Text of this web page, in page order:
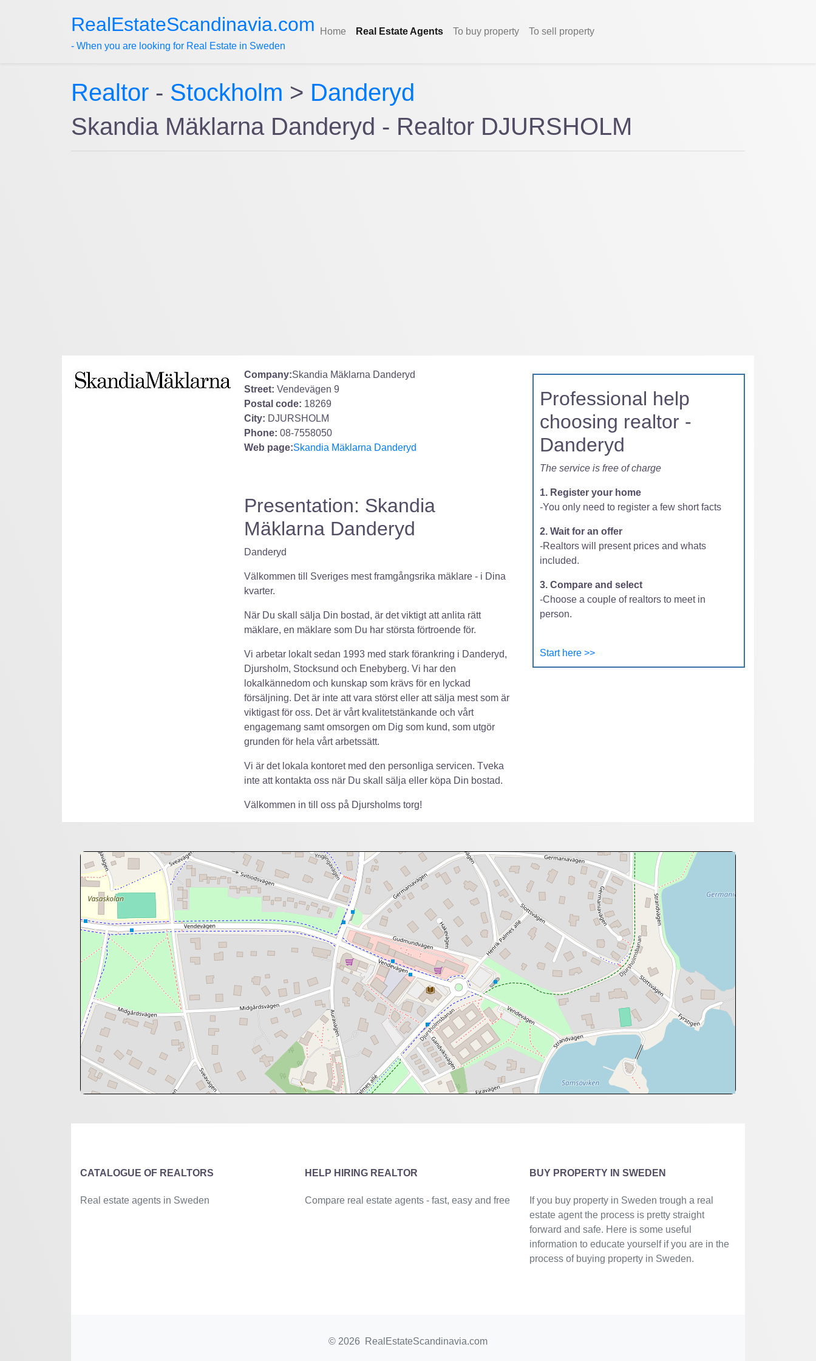
RealEstateScandinavia.com
- When you are looking for Real Estate in Sweden
Home Real Estate Agents To buy property To sell property
Realtor - Stockholm > Danderyd
Skandia Mäklarna Danderyd - Realtor DJURSHOLM
Company:Skandia Mäklarna Danderyd
Street: Vendevägen 9
Postal code: 18269
City: DJURSHOLM
Phone: 08-7558050
Web page:Skandia Mäklarna Danderyd
Presentation: Skandia
Mäklarna Danderyd
Danderyd
Välkommen till Sveriges mest framgångsrika mäklare - i Dina
kvarter.
När Du skall sälja Din bostad, är det viktigt att anlita rätt
mäklare, en mäklare som Du har största förtroende för.
Vi arbetar lokalt sedan 1993 med stark förankring i Danderyd,
Djursholm, Stocksund och Enebyberg. Vi har den
lokalkännedom och kunskap som krävs för en lyckad
försäljning. Det är inte att vara störst eller att sälja mest som är
viktigast för oss. Det är vårt kvalitetstänkande och vårt
engagemang samt omsorgen om Dig som kund, som utgör
grunden för hela vårt arbetssätt.
Vi är det lokala kontoret med den personliga servicen. Tveka
inte att kontakta oss när Du skall sälja eller köpa Din bostad.
Välkommen in till oss på Djursholms torg!
Professional help
choosing realtor -
Danderyd
The service is free of charge
1. Register your home
-You only need to register a few short facts
2. Wait for an offer
-Realtors will present prices and whats
included.
3. Compare and select
-Choose a couple of realtors to meet in
person.
Start here >>
CATALOGUE OF REALTORS
Real estate agents in Sweden
HELP HIRING REALTOR
Compare real estate agents - fast, easy and free
BUY PROPERTY IN SWEDEN
If you buy property in Sweden trough a real
estate agent the process is pretty straight
forward and safe. Here is some useful
information to educate yourself if you are in the
process of buying property in Sweden.
© 2026 RealEstateScandinavia.com